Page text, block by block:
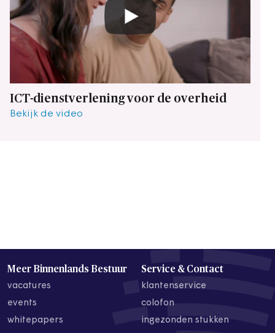
ICT-dienstverlening voor de overheid
Bekijk de video
Meer Binnenlands Bestuur
vacatures
events
whitepapers
Service & Contact
klantenservice
colofon
ingezonden stukken